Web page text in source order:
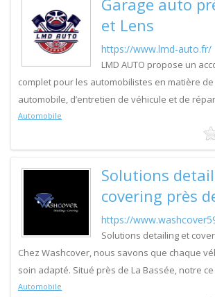
Garage auto
et Lens
https://www.lmd-auto.fr/
LMD AUTO propose un
complet pour les automobilistes en matière
automobile, d’entretien de véhicule et de
Automobile
Solutions
covering près
https://
Solutions detailing et
Chez Washcover, nous savons que chaque
soin adapté. Situé près de La Bassée, notre ce
Automobile